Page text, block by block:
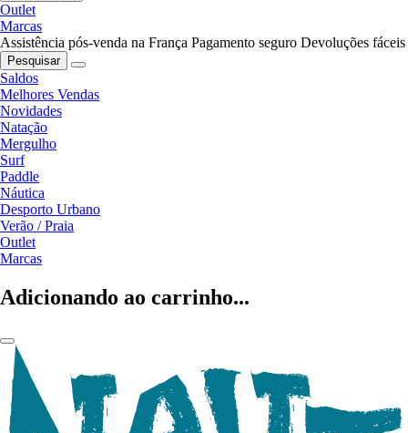
Outlet
Marcas
Assistência pós-venda na França Pagamento seguro Devoluções fáceis
Pesquisar
Saldos
Melhores Vendas
Novidades
Natação
Mergulho
Surf
Paddle
Náutica
Desporto Urbano
Verão / Praia
Outlet
Marcas
Adicionando ao carrinho...